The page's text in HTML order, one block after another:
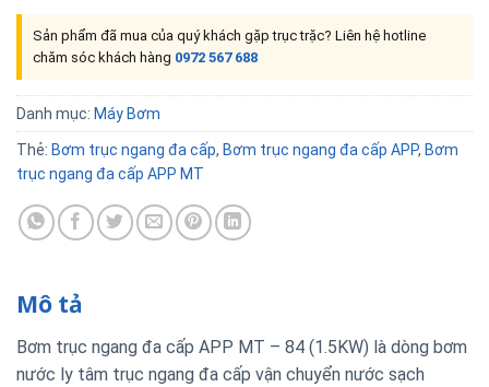
Sản phẩm đã mua của quý khách gặp trục trặc? Liên hệ hotline
chăm sóc khách hàng 0972 567 688
Danh mục: Máy Bơm
Thẻ: Bơm trục ngang đa cấp, Bơm trục ngang đa cấp APP, Bơm
trục ngang đa cấp APP MT
Mô tả
Bơm trục ngang đa cấp APP MT – 84 (1.5KW) là dòng bơm
nước ly tâm trục ngang đa cấp vận chuyển nước sạch